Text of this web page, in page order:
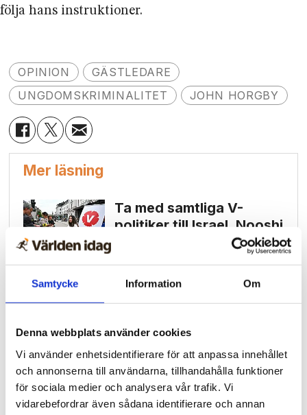
Samtycke Information Om
Denna webbplats använder cookies
Vi använder enhetsidentifierare för att anpassa innehållet
och annonserna till användarna, tillhandahålla funktioner
för sociala medier och analysera vår trafik. Vi
vidarebefordrar även sådana identifierare och annan
följa hans instruktioner.
OPINION
GÄSTLEDARE
UNGDOMSKRIMINALITET
JOHN HORGBY
Mer läsning
Ta med samtliga V-
politiker till Israel, Nooshi
Vansinne när Svenska
kyrkan gör teologi av
Ex-muslimer kan bli bro
mellan Europa och
muslimer